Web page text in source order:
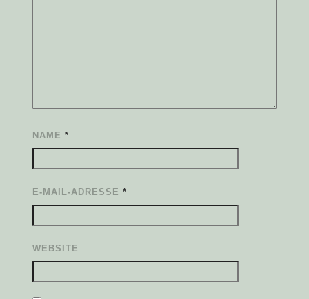
NAME*
E-MAIL-ADRESSE*
WEBSITE